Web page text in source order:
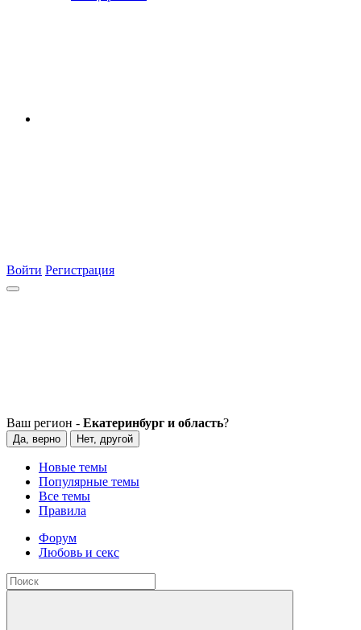
Войти Регистрация
Ваш регион - Екатеринбург и область?
Да, верно Нет, другой
Новые темы
Популярные темы
Все темы
Правила
Форум
Любовь и секс